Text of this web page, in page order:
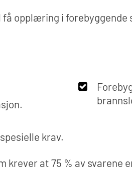
få opplæring i
krav.
krever at 75 % av svarene